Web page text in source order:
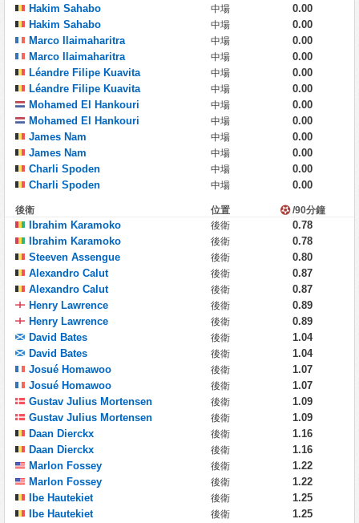
Hakim Sahabo
中場
0.00
Hakim Sahabo
中場
0.00
Marco Ilaimaharitra
中場
0.00
Marco Ilaimaharitra
中場
0.00
Léandre Filipe Kuavita
中場
0.00
Léandre Filipe Kuavita
中場
0.00
Mohamed El Hankouri
中場
0.00
Mohamed El Hankouri
中場
0.00
James Nam
中場
0.00
James Nam
中場
0.00
Charli Spoden
中場
0.00
Charli Spoden
中場 0.00
後衛 位置 /90分鐘
Ibrahim Karamoko 後衛
0.78
Ibrahim Karamoko
後衛
0.78
Steeven Assengue
後衛
0.80
Alexandro Calut
後衛
0.87
Alexandro Calut
後衛
0.87
Henry Lawrence
後衛
0.89
Henry Lawrence
後衛
0.89
David Bates
後衛
1.04
David Bates
後衛
1.04
Josué Homawoo
後衛
1.07
Josué Homawoo
後衛
1.07
Gustav Julius Mortensen
後衛
1.09
Gustav Julius Mortensen
後衛
1.09
Daan Dierckx
後衛
1.16
Daan Dierckx
後衛
1.16
Marlon Fossey
後衛
1.22
Marlon Fossey
後衛
1.22
Ibe Hautekiet
後衛
1.25
Ibe Hautekiet
後衛
1.25